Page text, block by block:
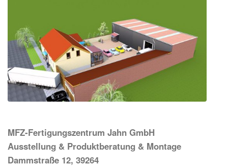
MFZ-Fertigungszentrum Jahn GmbH
Ausstellung & Produktberatung & Montage
Dammstraße 12, 39264